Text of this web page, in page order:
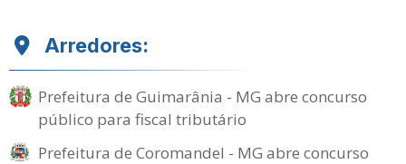
Arredores:
Prefeitura de Guimarânia - MG abre concurso
público para fiscal tributário
Prefeitura de Coromandel - MG abre concurso